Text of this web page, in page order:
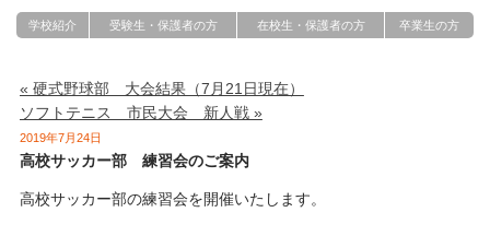
学校紹介 受験生・保護者の方 在校生・保護者の方 卒業生の方
« 硬式野球部 大会結果（7月21日現在）
ソフトテニス 市民大会 新人戦 »
2019年7月24日
高校サッカー部 練習会のご案内
高校サッカー部の練習会を開催いたします。